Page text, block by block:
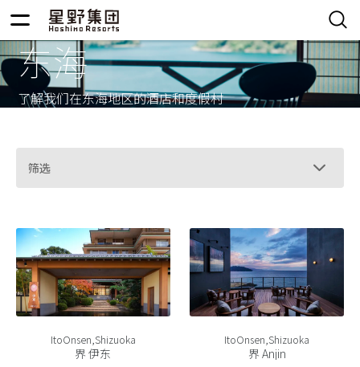
东海
了解我们在东海地区的酒店和度假村
筛选
ItoOnsen,Shizuoka
界 伊东
ItoOnsen,Shizuoka
界 Anjin